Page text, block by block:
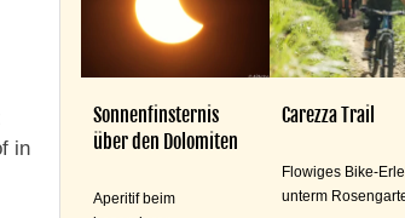
in
Sonnenfinsternis
über den Dolomiten
Aperitif beim
Carezza Trail
Flowiges Bike-
unterm